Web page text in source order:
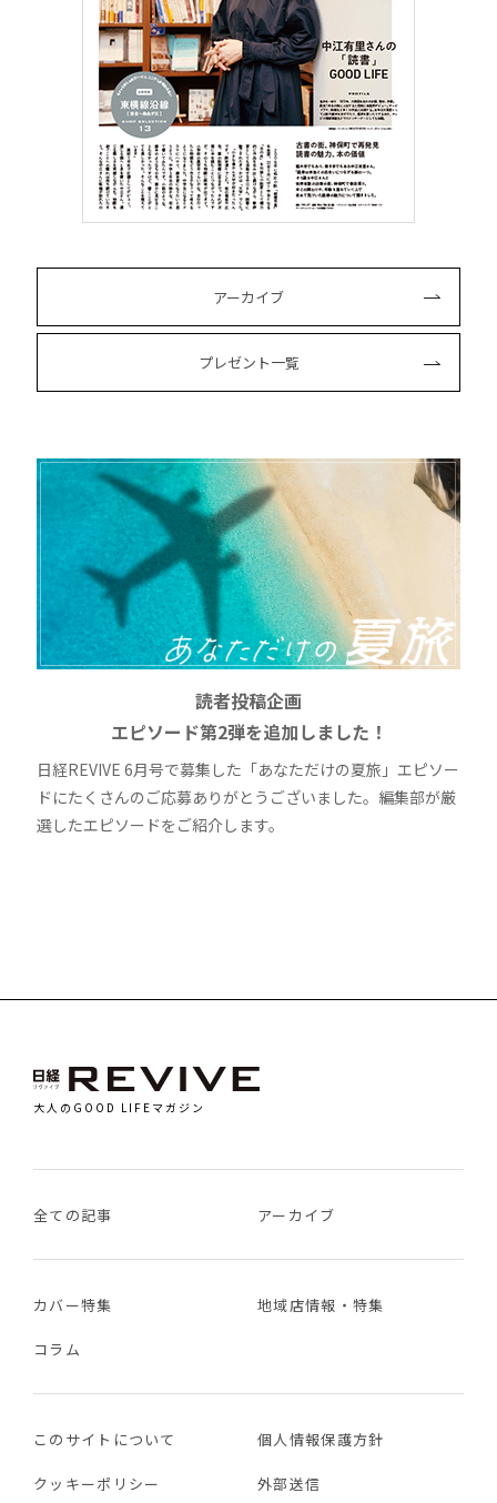
アーカイブ
プレゼント一覧
読者投稿企画
エピソード第2弾を追加しました！
日経REVIVE 6月号で募集した「あなただけの夏旅」エピソー
ドにたくさんのご応募ありがとうございました。編集部が厳
選したエピソードをご紹介します。
大人のGOOD LIFEマガジン
全ての記事 アーカイブ
カバー特集 地域店情報・特集
コラム
このサイトについて 個人情報保護方針
クッキーポリシー 外部送信